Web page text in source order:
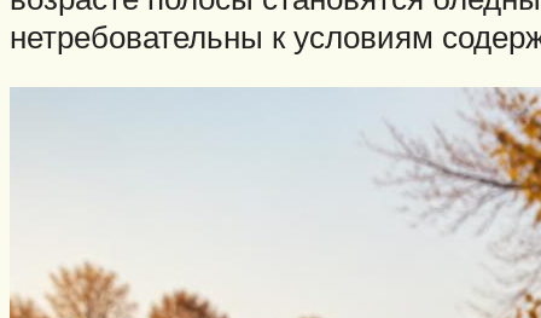
нетребовательны к условиям